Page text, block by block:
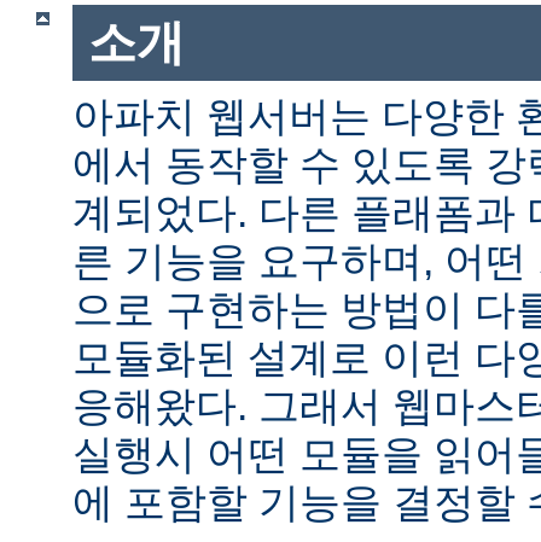
소개
아파치 웹서버는 다양한
에서 동작할 수 있도록
계되었다. 다른 플래폼과
른 기능을 요구하며, 어
으로 구현하는 방법이 다
모듈화된 설계로 이런 다
응해왔다. 그래서 웹마스
실행시 어떤 모듈을 읽어
에 포함할 기능을 결정할